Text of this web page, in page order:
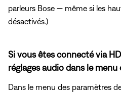
parleurs Bose — même si les
désactivés.)
Si vous êtes connecté via
réglages audio dans le menu
Dans le menu des paramètres